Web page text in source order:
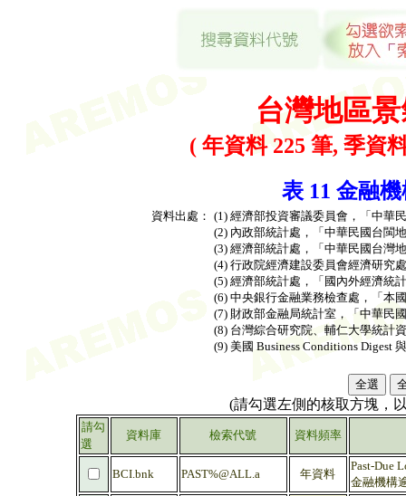
台灣地區
( 年資料 225 筆, 季資
表 11 金融
資料出處： (1) 經濟部投資審議委員會，「中華
(2) 內政部統計處，「中華民國台閩
(3) 經濟部統計處，「中華民國台灣
(4) 行政院經濟建設委員會經濟研究
(5) 經濟部統計處，「國內外經濟統
(6) 中央銀行金融業務檢查處，「本
(7) 財政部金融局統計室，「中華民
(8) 台灣綜合研究院、輔仁大學統計
(9) 美國 Business Conditions Digest
(請勾選左側的核取方塊，
請勾
選
資料庫 檢索代號 資料頻率
BCI.bnk PAST%@ALL.a 年資料
Past-Due
金融機構